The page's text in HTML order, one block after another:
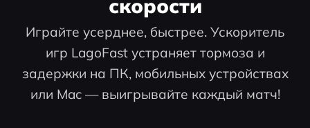
скорости
Играйте усерднее, быстрее. Ускоритель
игр LagoFast устраняет тормоза и
задержки на ПК, мобильных устройствах
или Mac — выигрывайте каждый матч!